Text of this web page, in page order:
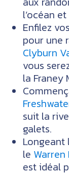
l’océan
Enfilez
pour une
Clyburn
vous
la Franey
suit la
galets.
Longeant
le Warren
est idéal